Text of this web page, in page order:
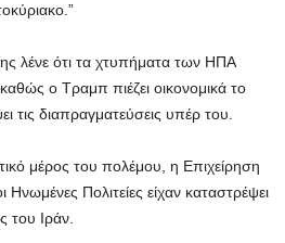
λένε ότι τα χτυπήματα των ΗΠΑ
ο Τραμπ πιέζει οικονομικά το
τις διαπραγματεύσεις υπέρ του.
μέρος του πολέμου, η Επιχείρηση
Ηνωμένες Πολιτείες είχαν καταστρέψει
του Ιράν.